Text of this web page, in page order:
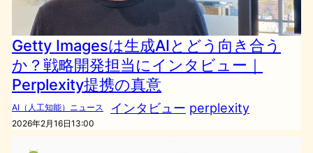
Getty Imagesは生成AIとどう向き合う
か？戦略開発担当にインタビュー｜
Perplexity提携の真意
AI（人工知能）ニュース インタビュー perplexity
2026年2月16日13:00